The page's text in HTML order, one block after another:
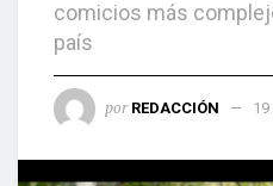
comicios más
país
por REDACCIÓN